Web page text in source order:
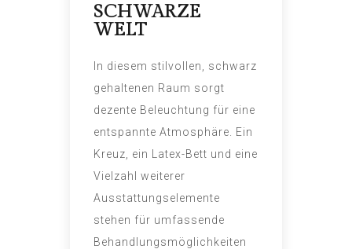
SCHWARZE
WELT
In diesem stilvollen, schwarz
gehaltenen Raum sorgt
dezente Beleuchtung für eine
entspannte Atmosphäre. Ein
Kreuz, ein Latex-Bett und eine
Vielzahl weiterer
Ausstattungselemente
stehen für umfassende
Behandlungsmöglichkeiten